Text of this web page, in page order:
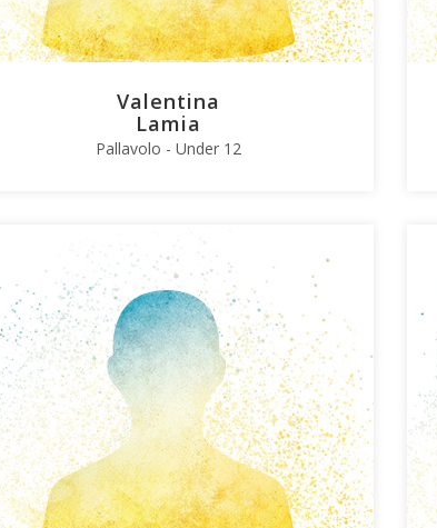
Valentina
Lamia
Pallavolo - Under 12